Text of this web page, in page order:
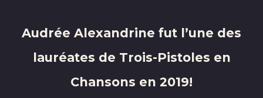
Audrée Alexandrine fut l’une des
lauréates de Trois-Pistoles en
Chansons en 2019!